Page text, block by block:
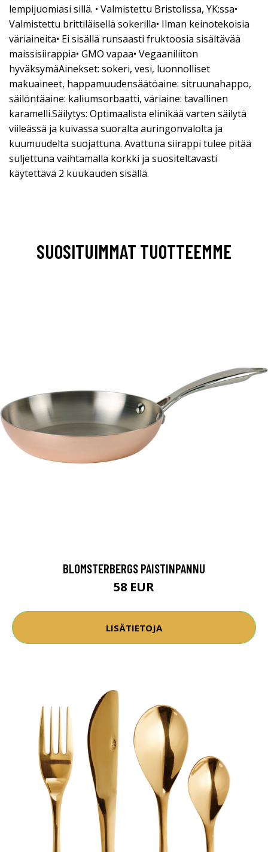
lempijuomiasi sillä. • Valmistettu Bristolissa, YK:ssa•
Valmistettu brittiläisellä sokerilla• Ilman keinotekoisia
väriaineita• Ei sisällä runsaasti fruktoosia sisältävää
maissisiirappia• GMO vapaa• Vegaaniliiton
hyväksymäAinekset: sokeri, vesi, luonnolliset
makuaineet, happamuudensäätöaine: sitruunahappo,
säilöntäaine: kaliumsorbaatti, väriaine: tavallinen
karamelli.Säilytys: Optimaalista elinikää varten säilytä
viileässä ja kuivassa suoralta auringonvalolta ja
kuumuudelta suojattuna. Avattuna siirappi tulee pitää
suljettuna vaihtamalla korkki ja suositeltavasti
käytettävä 2 kuukauden sisällä.
SUOSITUIMMAT TUOTTEEMME
BLOMSTERBERGS PAISTINPANNU
58 EUR
LISÄTIETOJA